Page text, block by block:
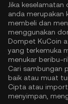
Jika
anda merupakan
membeli dan
menggunakan
Dompet KuCoin
yang terkemuka
menukar beribu-
Cari sambungan
baik atau muat
Cipta atau
menyimpan,